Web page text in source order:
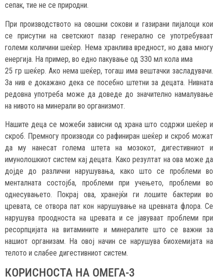
сепак, тие не се природни.
При производството на овошни сокови и газирани пијалоци кои
се присутни на светскиот пазар генерално се употребуваат
големи количини шеќер. Нема хранлива вредност, но дава многу
енергија. На пример, во едно пакување од 330 мл кола има
25 гр шеќер. Ако нема шеќер, тогаш има вештачки засладувачи.
За нив е докажано дека се посебно штетни за децата. Нивната
редовна употреба може да доведе до значително намалување
на нивото на минерали во организмот.
Нашите деца се можеби зависни од храна што содржи шеќер и
скроб. Премногу производи со рафиниран шеќер и скроб можат
да му нанесат голема штета на мозокот, дигестивниот и
имунолошкиот систем кај децата. Како резултат на ова може да
дојде до различни нарушувања, како што се проблеми во
менталната состојба, проблеми при учењето, проблеми во
однесувањето. Покрај ова, хранејќи ги лошите бактерии во
цревата, се отвора пат кон нарушување на цревната флора. Се
нарушува проодноста на цревата и се јавуваат проблеми при
ресорпцијата на витамините и минералите што се важни за
нашиот организам. На овој начин се нарушува биохемијата на
телото и слабее дигестивниот систем.
КОРИСНОСТА НА ОМЕГА-3